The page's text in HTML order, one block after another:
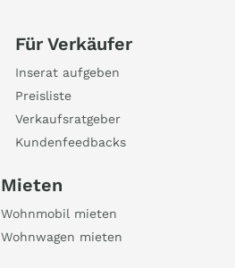
Für Verkäufer
Inserat aufgeben
Preisliste
Verkaufsratgeber
Kundenfeedbacks
Mieten
Wohnmobil mieten
Wohnwagen mieten